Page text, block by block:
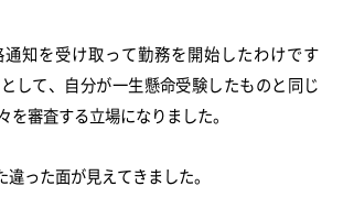
知を受け取って勤務を開始したわけです
して、自分が一生懸命受験したものと同じ
を審査する立場になりました。
った面が見えてきました。